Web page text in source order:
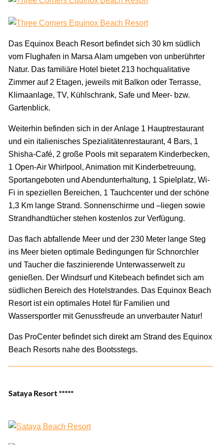
Das Equinox Beach Resort befindet sich 30 km südlich
vom Flughafen in Marsa Alam umgeben von unberührter
Natur. Das familiäre Hotel bietet 213 hochqualitative
Zimmer auf 2 Etagen, jeweils mit Balkon oder Terrasse,
Klimaanlage, TV, Kühlschrank, Safe und Meer- bzw.
Gartenblick.
Weiterhin befinden sich in der Anlage 1 Hauptrestaurant
und ein italienisches Spezialitätenrestaurant, 4 Bars, 1
Shisha-Café, 2 große Pools mit separatem Kinderbecken,
1 Open-Air Whirlpool, Animation mit Kinderbetreuung,
Sportangeboten und Abendunterhaltung, 1 Spielplatz, Wi-
Fi in speziellen Bereichen, 1 Tauchcenter und der schöne
1,3 Km lange Strand. Sonnenschirme und –liegen sowie
Strandhandtücher stehen kostenlos zur Verfügung.
Das flach abfallende Meer und der 230 Meter lange Steg
ins Meer bieten optimale Bedingungen für Schnorchler
und Taucher die faszinierende Unterwasserwelt zu
genießen. Der Windsurf und Kitebeach befindet sich am
südlichen Bereich des Hotelstrandes. Das Equinox Beach
Resort ist ein optimales Hotel für Familien und
Wassersportler mit Genussfreude an unverbauter Natur!
Das ProCenter befindet sich direkt am Strand des Equinox
Beach Resorts nahe des Bootsstegs.
Sataya Resort *****